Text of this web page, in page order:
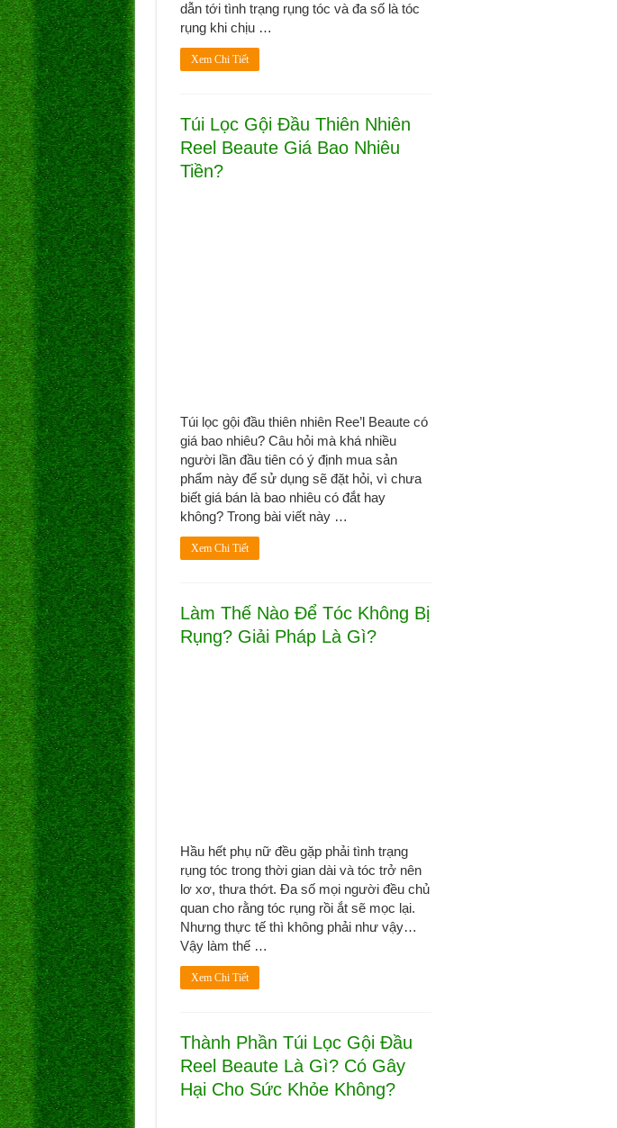
dẫn tới tình trạng rụng tóc và đa số là tóc
rụng khi chịu …
Xem Chi Tiết
Túi Lọc Gội Đầu Thiên Nhiên
Reel Beaute Giá Bao Nhiêu
Tiền?
Túi lọc gội đầu thiên nhiên Ree’l Beaute có
giá bao nhiêu? Câu hỏi mà khá nhiều
người lần đầu tiên có ý định mua sản
phẩm này để sử dụng sẽ đặt hỏi, vì chưa
biết giá bán là bao nhiêu có đắt hay
không? Trong bài viết này …
Xem Chi Tiết
Làm Thế Nào Để Tóc Không Bị
Rụng? Giải Pháp Là Gì?
Hầu hết phụ nữ đều gặp phải tình trạng
rụng tóc trong thời gian dài và tóc trở nên
lơ xơ, thưa thớt. Đa số mọi người đều chủ
quan cho rằng tóc rụng rồi ắt sẽ mọc lại.
Nhưng thực tế thì không phải như vậy…
Vậy làm thế …
Xem Chi Tiết
Thành Phần Túi Lọc Gội Đầu
Reel Beaute Là Gì? Có Gây
Hại Cho Sức Khỏe Không?